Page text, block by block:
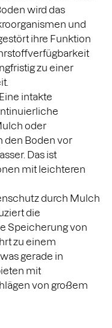
wird das
und
ihre Funktion
zu einer
intakte
oder
den Boden vor
Das ist
mit leichteren
durch Mulch
die
Speicherung von
zu einem
gerade in
mit
von großem